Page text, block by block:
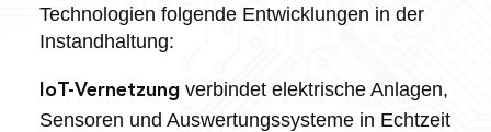
Technologien folgende Entwicklungen in der
Instandhaltung:
IoT-Vernetzungverbindet elektrische Anlagen,
Sensoren und Auswertungssysteme in Echtzeit